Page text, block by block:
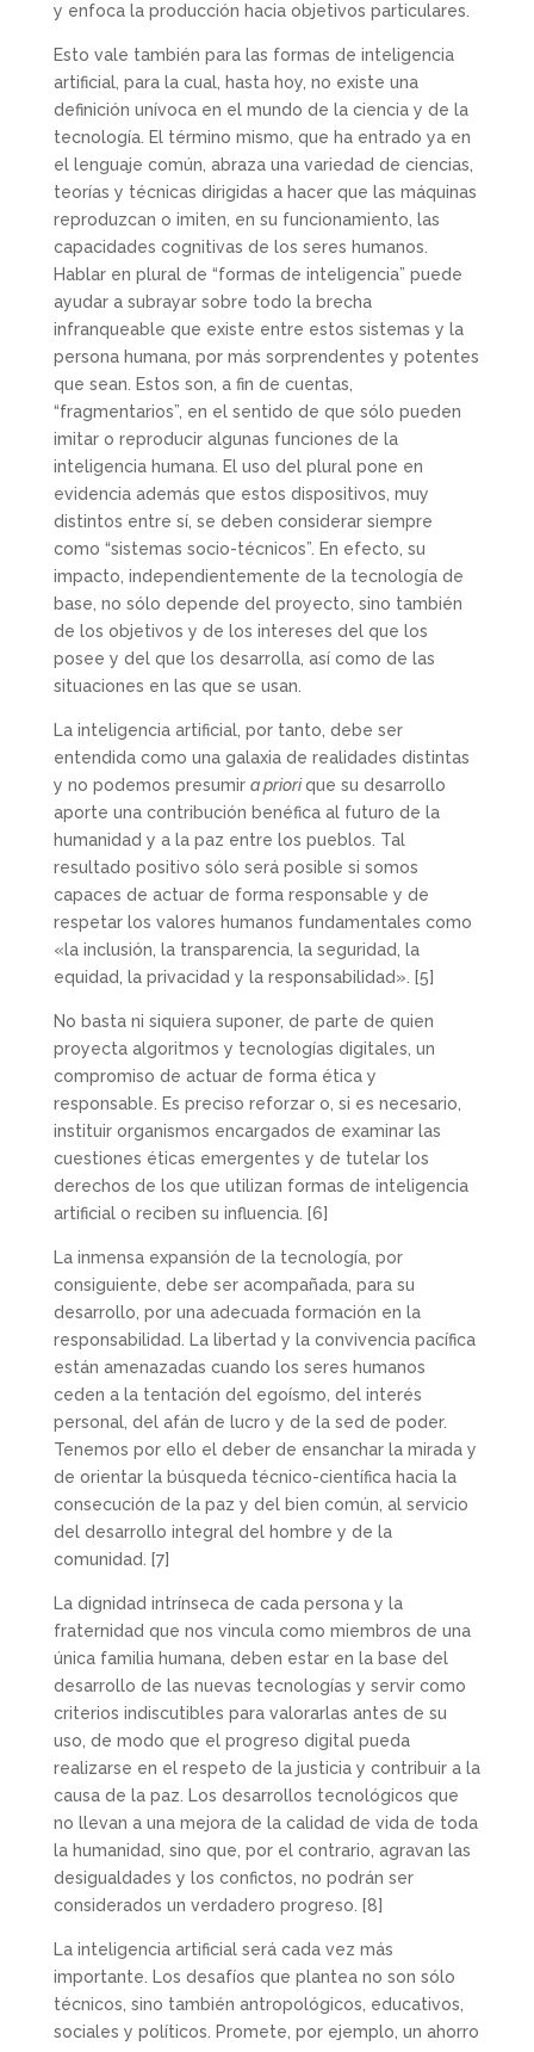
y enfoca la producción hacia objetivos particulares.
Esto vale también para las formas de inteligencia
artificial, para la cual, hasta hoy, no existe una
definición unívoca en el mundo de la ciencia y de la
tecnología. El término mismo, que ha entrado ya en
el lenguaje común, abraza una variedad de ciencias,
teorías y técnicas dirigidas a hacer que las máquinas
reproduzcan o imiten, en su funcionamiento, las
capacidades cognitivas de los seres humanos.
Hablar en plural de “formas de inteligencia” puede
ayudar a subrayar sobre todo la brecha
infranqueable que existe entre estos sistemas y la
persona humana, por más sorprendentes y potentes
que sean. Estos son, a fin de cuentas,
“fragmentarios”, en el sentido de que sólo pueden
imitar o reproducir algunas funciones de la
inteligencia humana. El uso del plural pone en
evidencia además que estos dispositivos, muy
distintos entre sí, se deben considerar siempre
como “sistemas socio-técnicos”. En efecto, su
impacto, independientemente de la tecnología de
base, no sólo depende del proyecto, sino también
de los objetivos y de los intereses del que los
posee y del que los desarrolla, así como de las
situaciones en las que se usan.
La inteligencia artificial, por tanto, debe ser
entendida como una galaxia de realidades distintas
y no podemos presumir a priorique su desarrollo
aporte una contribución benéfica al futuro de la
humanidad y a la paz entre los pueblos. Tal
resultado positivo sólo será posible si somos
capaces de actuar de forma responsable y de
respetar los valores humanos fundamentales como
«la inclusión, la transparencia, la seguridad, la
equidad, la privacidad y la responsabilidad».
[5]
No basta ni siquiera suponer, de parte de quien
proyecta algoritmos y tecnologías digitales, un
compromiso de actuar de forma ética y
responsable. Es preciso reforzar o, si es necesario,
instituir organismos encargados de examinar las
cuestiones éticas emergentes y de tutelar los
derechos de los que utilizan formas de inteligencia
artificial o reciben su influencia. [6]
La inmensa expansión de la tecnología, por
consiguiente, debe ser acompañada, para su
desarrollo, por una adecuada formación en la
responsabilidad. La libertad y la convivencia pacífica
están amenazadas cuando los seres humanos
ceden a la tentación del egoísmo, del interés
personal, del afán de lucro y de la sed de poder.
Tenemos por ello el deber de ensanchar la mirada y
de orientar la búsqueda técnico-científica hacia la
consecución de la paz y del bien común, al servicio
del desarrollo integral del hombre y de la
comunidad.
[7]
La dignidad intrínseca de cada persona y la
fraternidad que nos vincula como miembros de una
única familia humana, deben estar en la base del
desarrollo de las nuevas tecnologías y servir como
criterios indiscutibles para valorarlas antes de su
uso, de modo que el progreso digital pueda
realizarse en el respeto de la justicia y contribuir a la
causa de la paz. Los desarrollos tecnológicos que
no llevan a una mejora de la calidad de vida de toda
la humanidad, sino que, por el contrario, agravan las
desigualdades y los confictos, no podrán ser
considerados un verdadero progreso.
[8]
La inteligencia artificial será cada vez más
importante. Los desafíos que plantea no son sólo
técnicos, sino también antropológicos, educativos,
sociales y políticos. Promete, por ejemplo, un ahorro